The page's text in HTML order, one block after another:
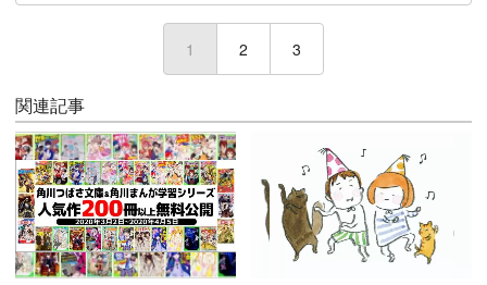
1 (current)
2 3
関連記事